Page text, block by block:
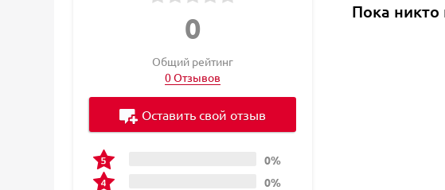
0
Общий рейтинг
0 Отзывов
0%
0%
Оставить свой отзыв
Пока никто